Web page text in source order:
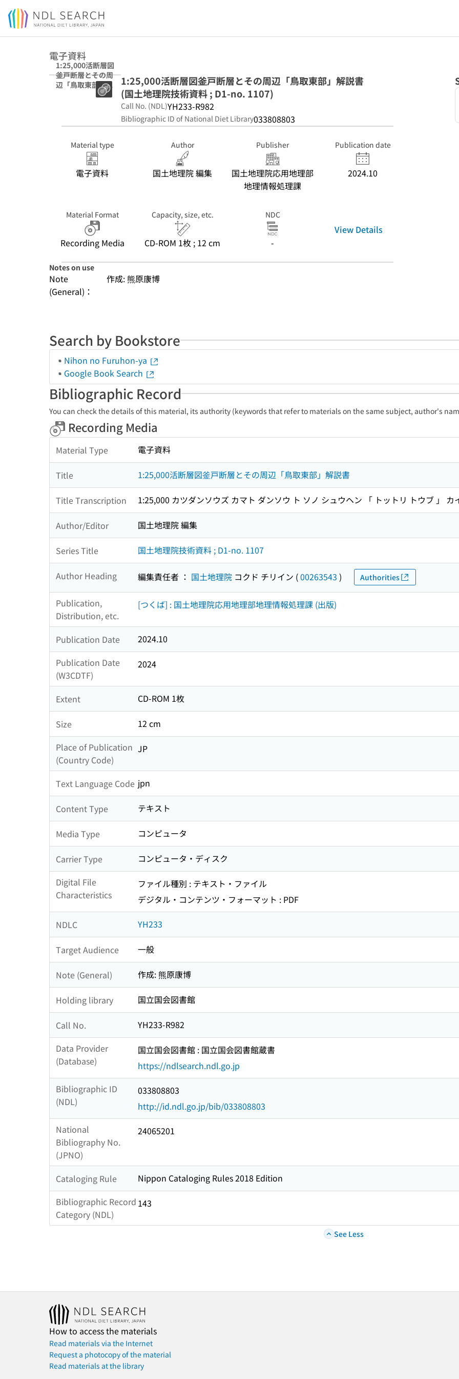
Jump to main content
電子資料
1:25,000活断層図
釜戸断層とその周
辺「鳥取東部」解
説書 (国土地理院
1:25,000活断層図釜戸断層とその周辺「鳥取東部」解説書
(国土地理院技術資料 ; D1-no. 1107)
Call No. (NDL)YH233-R982
Bibliographic ID of National Diet Library033808803
Material type
電子資料
Author
国土地理院 編集
Publisher
国土地理院応用地理部
地理情報処理課
Publication date
2024.10
Material Format
Recording Media
Capacity, size, etc.
CD-ROM 1枚 ; 12 cm
NDC
-
View Details
Notes on use
Note
(General)：
作成: 熊原康博
Search by Bookstore
Nihon no Furuhon-ya
Google Book Search
Bibliographic Record
You can check the details of this material, its authority (keywords that refer to materials on the same subject, author's
Recording Media
Material Type 電子資料
Title 1:25,000活断層図釜戸断層とその周辺「鳥取東部」解説書
Title Transcription 1:25,000 カツダンソウズ カマト ダンソウ ト ソノ シュウヘン 「 トットリ トウブ 」 カ
Author/Editor 国土地理院 編集
Series Title 国土地理院技術資料 ; D1-no. 1107
Author Heading 編集責任者 ： 国土地理院 コクド チリイン (00263543 ) Authorities
Publication,
Distribution, etc.
[つくば] : 国土地理院応用地理部地理情報処理課 (出版)
Publication Date
2024.10
Publication Date
(W3CDTF)
2024
Extent CD-ROM 1枚
Size
12 cm
Place of Publication
(Country Code)
JP
Text Language Code jpn
Content Type テキスト
Media Type コンピュータ
Carrier Type
コンピュータ・ディスク
Digital File
Characteristics
ファイル種別 : テキスト・ファイル
デジタル・コンテンツ・フォーマット : PDF
NDLC YH233
Target Audience 一般
Note (General) 作成: 熊原康博
Holding library 国立国会図書館
Call No.
YH233-R982
Data Provider
(Database)
国立国会図書館 : 国立国会図書館蔵書
https://ndlsearch.ndl.go.jp
Bibliographic ID
(NDL)
033808803
http://id.ndl.go.jp/bib/033808803
National
Bibliography No.
(JPNO)
24065201
Cataloging Rule
Nippon Cataloging Rules 2018 Edition
Bibliographic Record
Category (NDL)
143
See Less
How to access the materials
Read materials via the Internet
Request a photocopy of the material
Read materials at the library